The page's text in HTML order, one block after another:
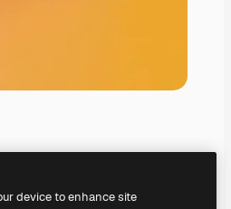
device to enhance site